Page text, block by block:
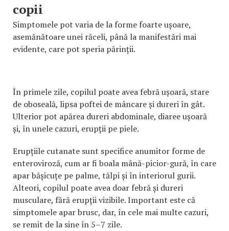
copii
Simptomele pot varia de la forme foarte ușoare,
asemănătoare unei răceli, până la manifestări mai
evidente, care pot speria părinții.
În primele zile, copilul poate avea febră ușoară, stare
de oboseală, lipsa poftei de mâncare și dureri în gât.
Ulterior pot apărea dureri abdominale, diaree ușoară
și, în unele cazuri, erupții pe piele.
Erupțiile cutanate sunt specifice anumitor forme de
enteroviroză, cum ar fi boala mână-picior-gură, în care
apar bășicuțe pe palme, tălpi și în interiorul gurii.
Alteori, copilul poate avea doar febră și dureri
musculare, fără erupții vizibile. Important este că
simptomele apar brusc, dar, în cele mai multe cazuri,
se remit de la sine în 5–7 zile.